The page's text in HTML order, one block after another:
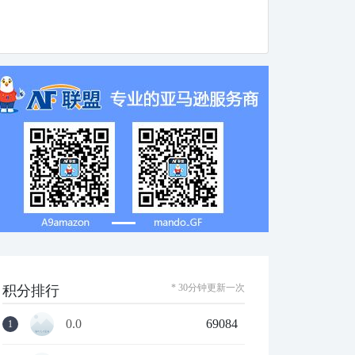
积分排行 * 30分钟更新一次
1 0.0 69084